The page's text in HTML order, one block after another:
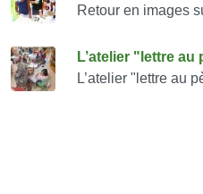
Retour en images
L’atelier "lettre au
L’atelier "lettre au